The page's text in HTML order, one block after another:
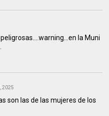
la Muni
2025
son las de las mujeres de los